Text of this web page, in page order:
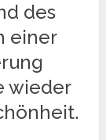
des
einer
wieder